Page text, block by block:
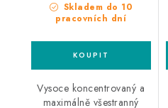
Skladem do 10
pracovních dní
Vysoce koncentrovaný a
maximálně všestranný